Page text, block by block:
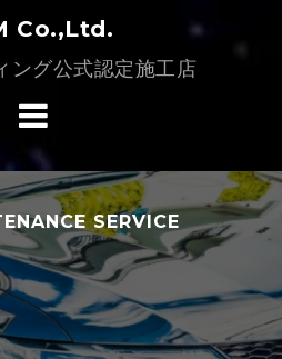
Co.,Ltd.
ング公式認定施工店
SERVICE